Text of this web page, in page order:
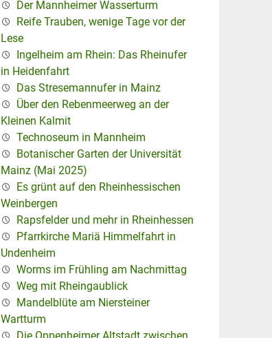
Der Mannheimer Wasserturm
Reife Trauben, wenige Tage vor der
Lese
Ingelheim am Rhein: Das Rheinufer
in Heidenfahrt
Das Stresemannufer in Mainz
Über den Rebenmeerweg an der
Kleinen Kalmit
Technoseum in Mannheim
Botanischer Garten der Universität
Mainz (Mai 2025)
Es grünt auf den Rheinhessischen
Weinbergen
Rapsfelder und mehr in Rheinhessen
Pfarrkirche Mariä Himmelfahrt in
Undenheim
Worms im Frühling am Nachmittag
Weg mit Rheingaublick
Mandelblüte am Niersteiner
Wartturm
Die Oppenheimer Altstadt zwischen